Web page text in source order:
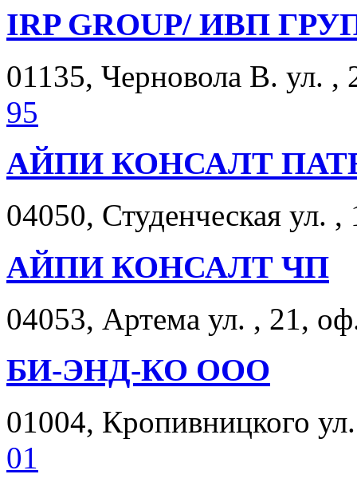
IRP GROUP/ ИВП
01135, Черновола В. ул. ,
95
АЙПИ КОНСАЛТ
04050, Студенческая ул.
АЙПИ КОНСАЛТ ЧП
04053, Артема ул. , 21,
БИ-ЭНД-КО ООО
01004, Кропивницкого
01